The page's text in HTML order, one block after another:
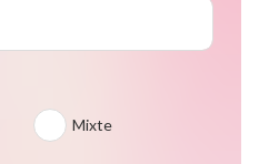
Mixte